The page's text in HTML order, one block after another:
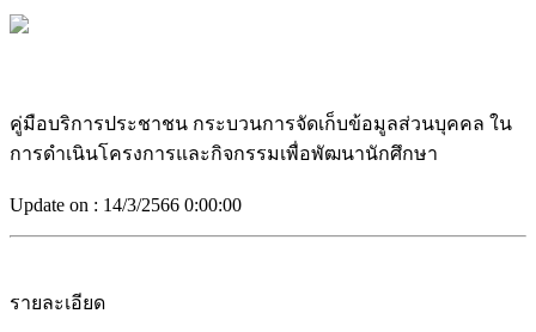
คู่มือบริการประชาชน กระบวนการจัดเก็บข้อมูลส่วนบุคคล ใน
การดำเนินโครงการและกิจกรรมเพื่อพัฒนานักศึกษา
Update on : 14/3/2566 0:00:00
รายละเอียด